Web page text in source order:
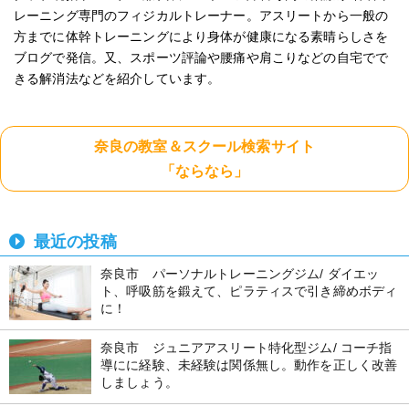
レーニング専門のフィジカルトレーナー。アスリートから一般の
方までに体幹トレーニングにより身体が健康になる素晴らしさを
ブログで発信。又、スポーツ評論や腰痛や肩こりなどの自宅でで
きる解消法などを紹介しています。
奈良の教室＆スクール検索サイト
「ならなら」
最近の投稿
奈良市 パーソナルトレーニングジム/ ダイエッ
ト、呼吸筋を鍛えて、ピラティスで引き締めボディ
に！
奈良市 ジュニアアスリート特化型ジム/ コーチ指
導にに経験、未経験は関係無し。動作を正しく改善
しましょう。